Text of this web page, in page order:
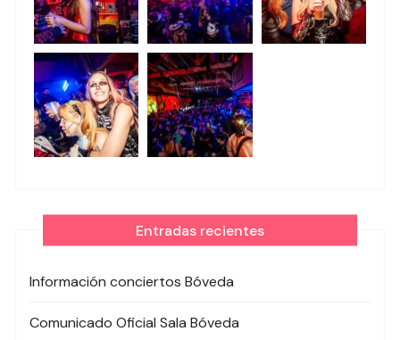
Entradas recientes
Información conciertos Bóveda
Comunicado Oficial Sala Bóveda